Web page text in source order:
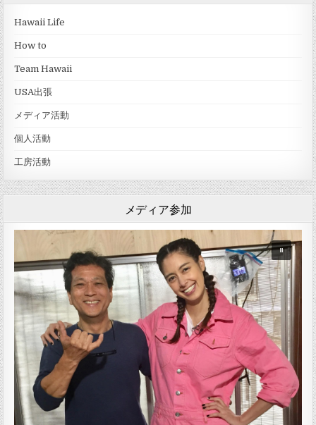
Hawaii Life
How to
Team Hawaii
USA出張
メディア活動
個人活動
工房活動
メディア参加